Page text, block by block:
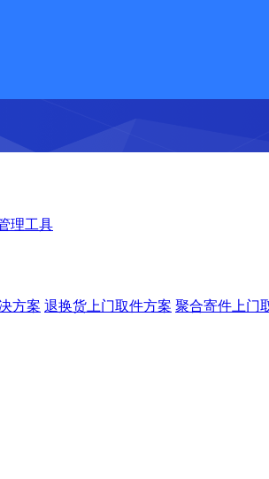
理工具
方案 退换货上门取件方案 聚合寄件上门